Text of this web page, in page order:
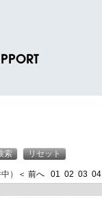
ご質問（企業）
リチウム電池内蔵品回収について
） ＜ 前へ 01 02 03 04